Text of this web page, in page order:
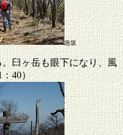
急坂
臼ヶ岳も眼下になり、風
40）